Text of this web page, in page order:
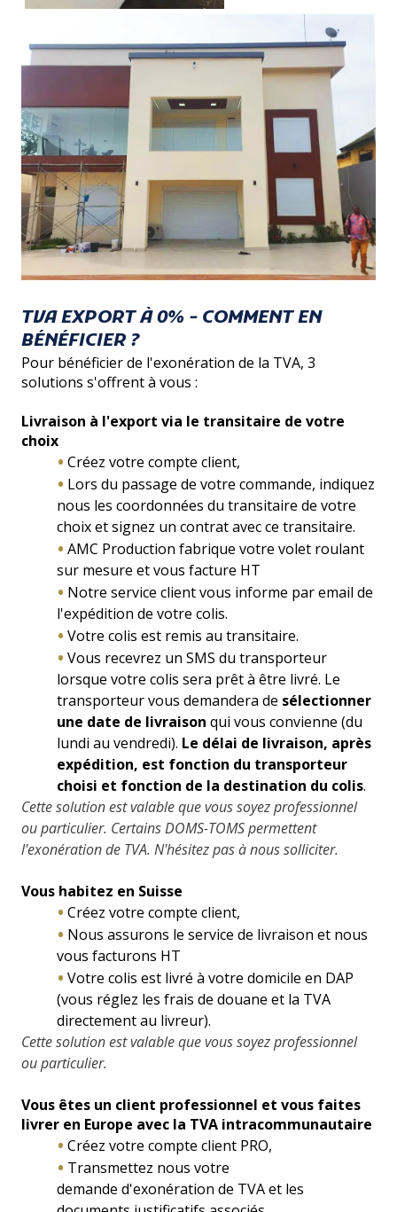
TVA EXPORT À 0% - COMMENT EN
BÉNÉFICIER ?
Pour bénéficier de l'exonération de la TVA, 3
solutions s'offrent à vous :
Livraison à l'export via le transitaire de votre
choix
Créez votre compte client,
Lors du passage de votre commande, indiquez
nous les coordonnées du transitaire de votre
choix etsignez un contrat avec ce transitaire.
AMC Production fabrique votre volet roulant
sur mesure et vous facture HT
Notre service client vous informe par email de
l'expédition de votre colis.
Votre colis est remis au transitaire.
Vous recevrez un SMS du transporteur
lorsque votre colis sera prêt à être livré. Le
transporteur vous demandera de sélectionner
une date de livraison qui vous convienne (du
lundi au vendredi). Le délai de livraison, après
expédition, est fonction du transporteur
choisi et fonction de la destination du colis.
Cette solution est valable que vous soyez professionnel
ou particulier. Certains DOMS-TOMS permettent
l'exonération de TVA. N'hésitez pas à nous solliciter.
Vous habitez en Suisse
Créez votre compte client,
Nous assurons le service de livraison et nous
vous facturons HT
Votre colis est livré à votre domicile en DAP
(vous réglez les frais de douane et la TVA
directement au livreur).
Cette solution est valable que vous soyez professionnel
ou particulier.
Vous êtes un client professionnel et vous faites
livrer en Europe avec la TVA intracommunautaire
Créez votre compte client PRO,
Transmettez nous votre
demande d'exonération de TVA et les